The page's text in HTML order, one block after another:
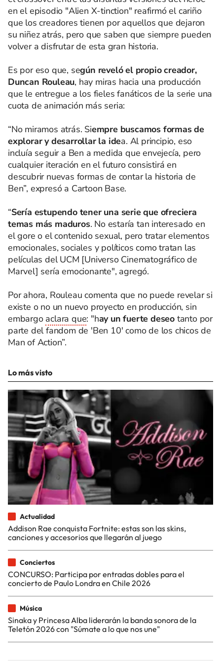
en el episodio "Alien X-tinction" reafirmó el cariño
que los creadores tienen por aquellos que dejaron
su niñez atrás, pero que saben que siempre pueden
volver a disfrutar de esta gran historia.
Es por eso que, según reveló el propio creador,
Duncan Rouleau, hay miras hacia una producción
que le entregue a los fieles fanáticos de la serie una
cuota de animación más seria:
“No miramos atrás. Siempre buscamos formas de
explorar y desarrollar la idea. Al principio, eso
incluía seguir a Ben a medida que envejecía, pero
cualquier iteración en el futuro consistirá en
descubrir nuevas formas de contar la historia de
Ben”, expresó a Cartoon Base.
“Sería estupendo tener una serie que ofreciera
temas más maduros. No estaría tan interesado en
el gore o el contenido sexual, pero tratar elementos
emocionales, sociales y políticos como tratan las
películas del UCM [Universo Cinematográfico de
Marvel] sería emocionante", agregó.
Por ahora, Rouleau comenta que no puede revelar si
existe o no un nuevo proyecto en producción, sin
embargo aclara que: "hay un fuerte deseo tanto por
parte del fandom de 'Ben 10' como de los chicos de
Man of Action”.
Lo más visto
Actualidad
Addison Rae conquista Fortnite: estas son las skins,
canciones y accesorios que llegarán al juego
Conciertos
CONCURSO: Participa por entradas dobles para el
concierto de Paulo Londra en Chile 2026
Música
Sinaka y Princesa Alba liderarán la banda sonora de la
Teletón 2026 con "Súmate a lo que nos une"